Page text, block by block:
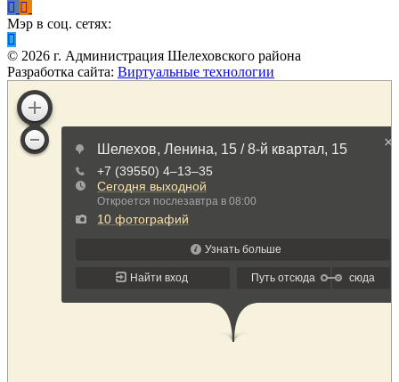
Мэр в соц. сетях:
© 2026 г. Администрация Шелеховского района
Разработка сайта: Виртуальные технологии